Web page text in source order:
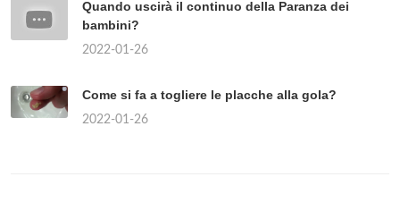
Quando uscirà il continuo della Paranza dei
bambini?
2022-01-26
Come si fa a togliere le placche alla gola?
2022-01-26